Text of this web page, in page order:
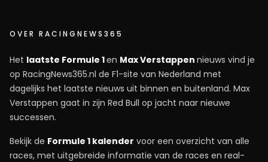
OVER RACINGNEWS365
Het laatste Formule 1en Max Verstappen nieuws vind je
op RacingNews365.nl de F1-site van Nederland met
dagelijks het laatste nieuws uit binnen en buitenland. Max
Verstappen gaat in zijn Red Bull op jacht naar nieuwe
successen.
Bekijk de Formule 1 kalender voor een overzicht van alle
races, met uitgebreide informatie van de races en real-